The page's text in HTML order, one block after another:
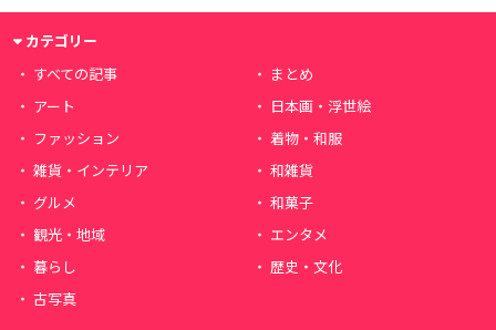
カテゴリー
すべての記事
まとめ
アート
日本画・浮世絵
ファッション
着物・和服
雑貨・インテリア
和雑貨
グルメ
和菓子
観光・地域
エンタメ
暮らし
歴史・文化
古写真